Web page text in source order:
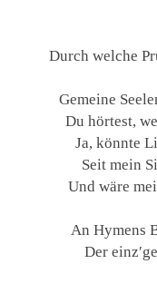
Durch welche
Gemeine
Du hörtest,
Ja, könnte
Seit mein
Und wäre
An Hymens
Der